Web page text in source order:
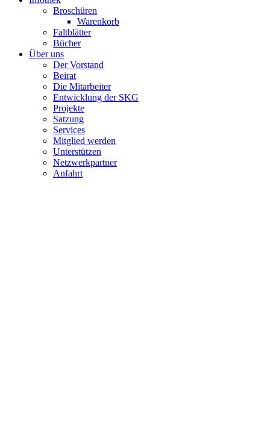
Broschüren
Warenkorb
Faltblätter
Bücher
Über uns
Der Vorstand
Beirat
Die Mitarbeiter
Entwicklung der SKG
Projekte
Satzung
Services
Mitglied werden
Unterstützen
Netzwerkpartner
Anfahrt